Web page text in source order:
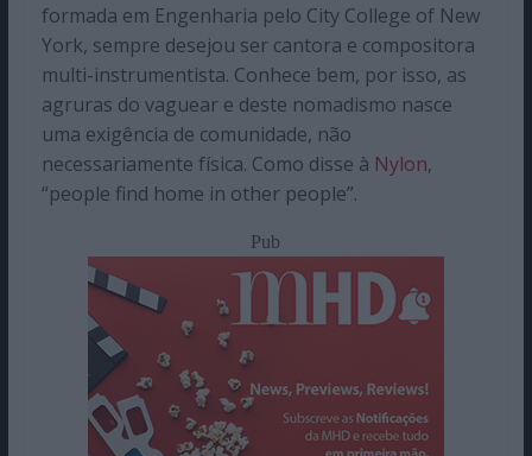
formada em Engenharia pelo City College of New
York, sempre desejou ser cantora e compositora
multi-instrumentista. Conhece bem, por isso, as
agruras do vaguear e deste nomadismo nasce
uma exigência de comunidade, não
necessariamente física. Como disse à Nylon,
“people find home in other people”.
Pub